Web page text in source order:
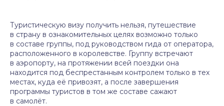
Туристическую визу получить нельзя, путешествие
в страну в ознакомительных целях возможно только
в составе группы, под руководством гида от оператора,
расположенного в королевстве. Группу встречают
в аэропорту, на протяжении всей поездки она
находится под беспрестанным контролем только в тех
местах, куда её привозят, а после завершения
программы туристов в том же составе сажают
в самолёт.